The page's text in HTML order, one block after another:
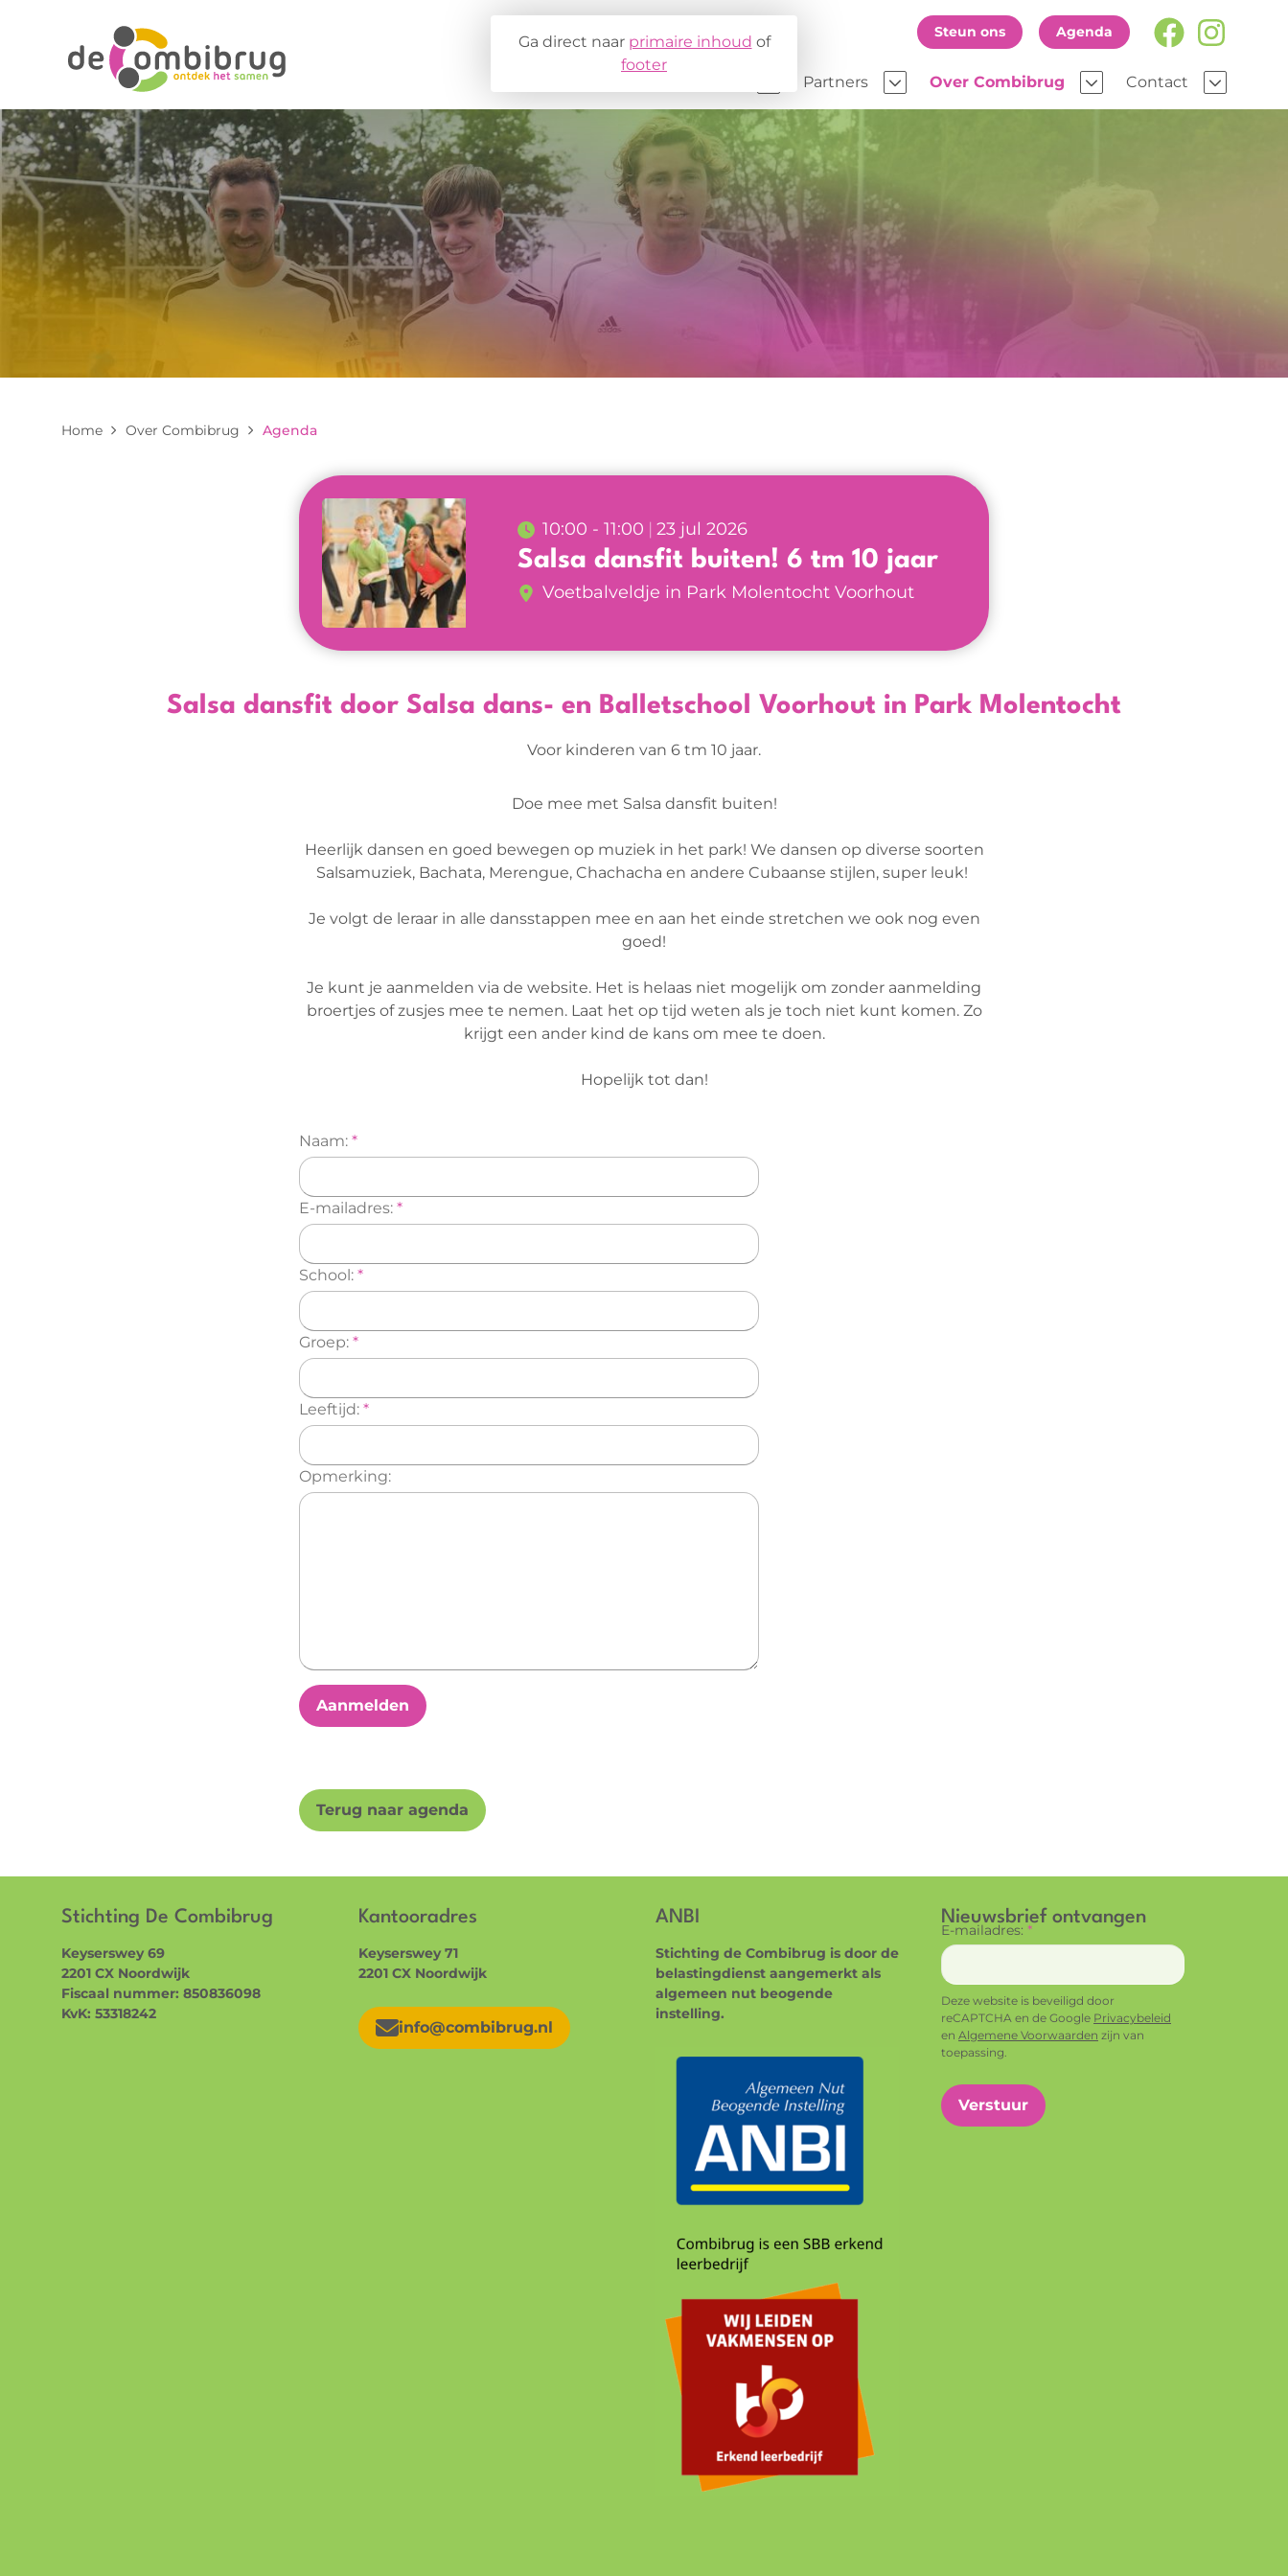
Ga direct naar primaire inhoud of
footer
Steun ons Agenda
MDT
TaalBrug
YoungMakers
Buurtsport- en cultuurcoach
Vitaliteits- en maatschappelijke projecten
Nieuwkomers projecten
Partners
COA & ISK
Fondsen
Gemeenten
Verenigingen
Over Combibrug Contact
Home Over Combibrug Agenda
10:00 - 11:00 23 jul 2026
Salsa dansfit buiten! 6 tm 10 jaar
Voetbalveldje in Park Molentocht Voorhout
Salsa dansfit door Salsa dans- en Balletschool Voorhout in Park Molentocht
Voor kinderen van 6 tm 10 jaar.
Doe mee met Salsa dansfit buiten!
Heerlijk dansen en goed bewegen op muziek in het park! We dansen op diverse soorten
Salsamuziek, Bachata, Merengue, Chachacha en andere Cubaanse stijlen, super leuk!
Je volgt de leraar in alle dansstappen mee en aan het einde stretchen we ook nog even
goed!
Je kunt je aanmelden via de website. Het is helaas niet mogelijk om zonder aanmelding
broertjes of zusjes mee te nemen. Laat het op tijd weten als je toch niet kunt komen. Zo
krijgt een ander kind de kans om mee te doen.
Hopelijk tot dan!
Naam: *
E-mailadres: *
School: *
Groep: *
Leeftijd: *
Opmerking:
Aanmelden
Terug naar agenda
Stichting De Combibrug
Keyserswey 69
2201 CX Noordwijk
Fiscaal nummer: 850836098
KvK: 53318242
Kantooradres
Keyserswey 71
2201 CX Noordwijk
info@combibrug.nl
ANBI
Stichting de Combibrug is door de
belastingdienst aangemerkt als
algemeen nut beogende
instelling.
Nieuwsbrief ontvangen
E-mailadres: *
Deze website is beveiligd door
reCAPTCHA en de Google Privacybeleid
en Algemene Voorwaarden zijn van
toepassing.
Verstuur